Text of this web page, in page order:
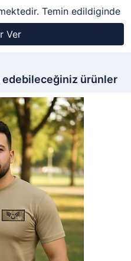
Temin edildiginde
Ver
ürünler